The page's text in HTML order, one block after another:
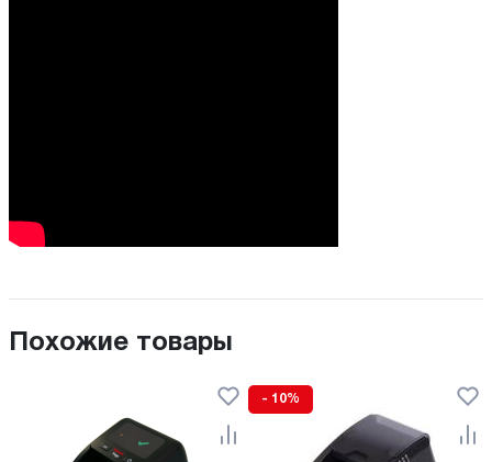
Похожие товары
- 10%